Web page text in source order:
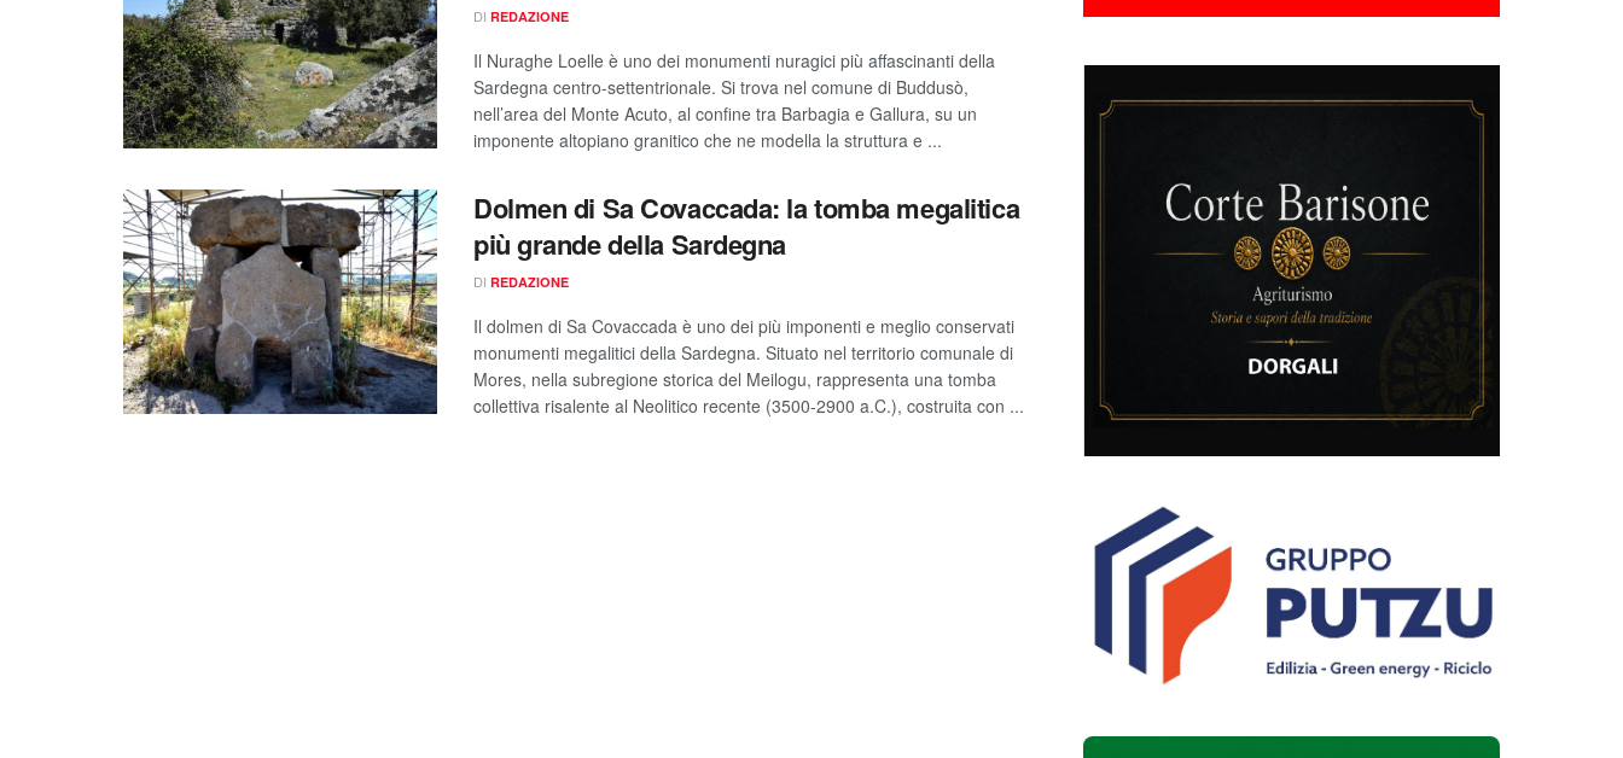
DI REDAZIONE
Il Nuraghe Loelle è uno dei monumenti nuragici più affascinanti della
Sardegna centro-settentrionale. Si trova nel comune di Buddusò,
nell’area del Monte Acuto, al confine tra Barbagia e Gallura, su un
imponente altopiano granitico che ne modella la struttura e ...
Dolmen di Sa Covaccada: la tomba megalitica
più grande della Sardegna
DI REDAZIONE
Il dolmen di Sa Covaccada è uno dei più imponenti e meglio conservati
monumenti megalitici della Sardegna. Situato nel territorio comunale di
Mores, nella subregione storica del Meilogu, rappresenta una tomba
collettiva risalente al Neolitico recente (3500-2900 a.C.), costruita con ...